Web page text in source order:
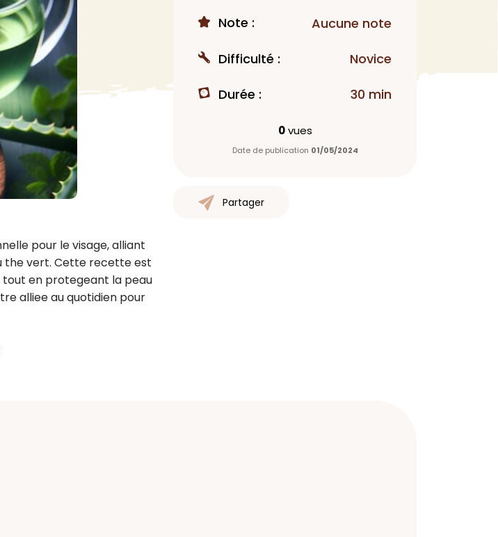
Covid
Voir tout
DOUCHE
bain
Spray corporel
MAQUILLAGE
Rouge à lèvres
Démaquillant
Anti-cerne
Poudre visage
Primer
Autre
pour le visage, alliant
the vert. Cette recette est
en protegeant la peau
alliee au quotidien pour
Note : Aucune note
Difficulté : Novice
Durée : 30 min
0vues
Date de publication 01/05/2024
Partager